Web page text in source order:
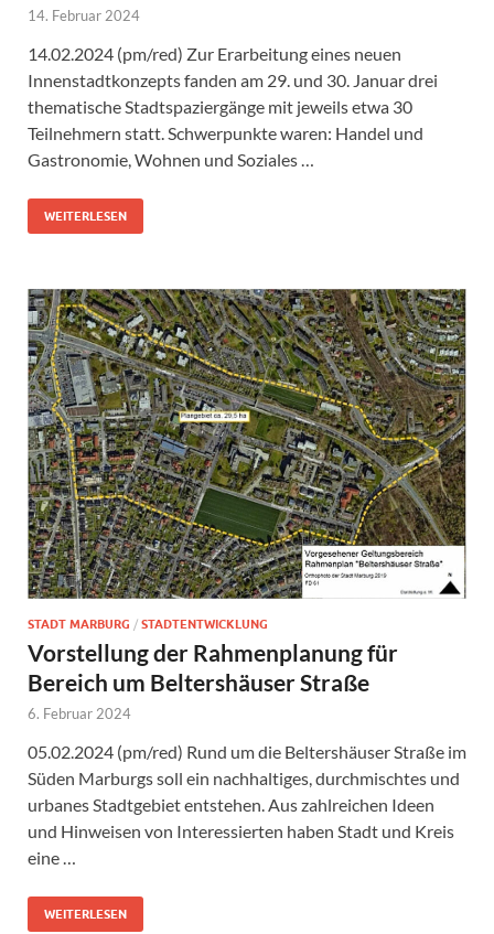
14. Februar 2024
14.02.2024 (pm/red) Zur Erarbeitung eines neuen
Innenstadtkonzepts fanden am 29. und 30. Januar drei
thematische Stadtspaziergänge mit jeweils etwa 30
Teilnehmern statt. Schwerpunkte waren: Handel und
Gastronomie, Wohnen und Soziales …
WEITERLESEN
STADT MARBURG / STADTENTWICKLUNG
Vorstellung der Rahmenplanung für
Bereich um Beltershäuser Straße
6. Februar 2024
05.02.2024 (pm/red) Rund um die Beltershäuser Straße im
Süden Marburgs soll ein nachhaltiges, durchmischtes und
urbanes Stadtgebiet entstehen. Aus zahlreichen Ideen
und Hinweisen von Interessierten haben Stadt und Kreis
eine …
WEITERLESEN